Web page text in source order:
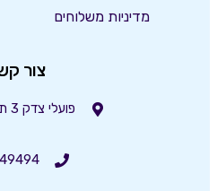
מדיניות משלוחים
צור
פועלי צדק 3 תלפיות ירושלים